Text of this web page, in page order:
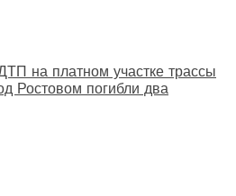
на платном участке трассы
Ростовом погибли два